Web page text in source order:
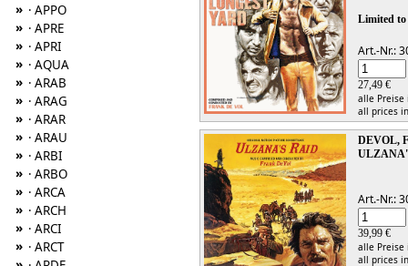
» · APPO
» · APRE
» · APRI
» · AQUA
» · ARAB
» · ARAG
» · ARAR
» · ARAU
» · ARBI
» · ARBO
» · ARCA
» · ARCH
» · ARCI
» · ARCT
Limited to
Art.-Nr.:
27,49 €
alle
all prices
DEVOL,
Art.-Nr.:
39,99 €
alle
all prices